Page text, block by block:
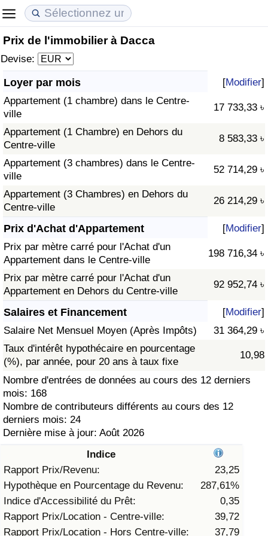
Prix de l'immobilier à Dacca
Devise:
Loyer par mois [Modifier]
Appartement (1 chambre) dans le Centre-
ville
17 733,33 ৳
Appartement (1 Chambre) en Dehors du
Centre-ville
8 583,33 ৳
Appartement (3 chambres) dans le Centre-
ville
52 714,29 ৳
Appartement (3 Chambres) en Dehors du
Centre-ville
26 214,29 ৳
Prix d'Achat d'Appartement [Modifier]
Prix par mètre carré pour l'Achat d'un
Appartement dans le Centre-ville
198 716,34 ৳
Prix par mètre carré pour l'Achat d'un
Appartement en Dehors du Centre-ville
92 952,74 ৳
Salaires et Financement [Modifier]
Salaire Net Mensuel Moyen (Après Impôts)
31 364,29 ৳
Taux d'intérêt hypothécaire en pourcentage
(%), par année, pour 20 ans à taux fixe
10,98
Nombre d'entrées de données au cours des 12 derniers
mois: 168
Nombre de contributeurs différents au cours des 12
derniers mois: 24
Dernière mise à jour: Août 2026
Indice
Rapport Prix/Revenu:
23,25
Hypothèque en Pourcentage du Revenu:
287,61%
Indice d'Accessibilité du Prêt:
0,35
Rapport Prix/Location - Centre-ville:
39,72
Rapport Prix/Location - Hors Centre-ville:
37,79
Coût de la vie
Indice du Coût de la Vie (Actuel)
Indice du Coût de la Vie
Indice du coût de la vie par pays
à Akaba
Prix de l'immobilier
Indice des Prix de l'immobilier (Actuel)
Indice des Prix de l'immobilier
Indice des Prix de l'immobilier par Pays
Qualité de Vie
Indice de Qualité de Vie
Indice de Qualité de Vie (Actuel)
Indice de qualité de vie par pays
Criminalité
Indice de Criminalité (Actuel)
Indice de Criminalité
Indice de criminalité par pays
Soins de santé
Indice des soins de santé (Actuel)
Indice des soins de santé
Indice des soins de santé par Pays
Pollution
Indice de Pollution (Actuel)
Indice de pollution
Indice de Pollution par Pays
Trafic